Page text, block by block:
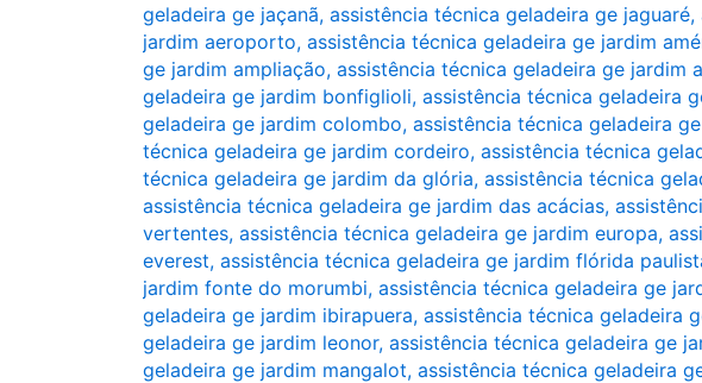
geladeira ge jaçanã, assistência técnica geladeira ge jaguaré,
jardim aeroporto, assistência técnica geladeira ge jardim
ge jardim ampliação, assistência técnica geladeira ge jardim
geladeira ge jardim bonfiglioli, assistência técnica geladeira
geladeira ge jardim colombo, assistência técnica geladeira
técnica geladeira ge jardim cordeiro, assistência técnica
técnica geladeira ge jardim da glória, assistência técnica
assistência técnica geladeira ge jardim das acácias,
vertentes, assistência técnica geladeira ge jardim europa,
everest, assistência técnica geladeira ge jardim flórida
jardim fonte do morumbi, assistência técnica geladeira ge
geladeira ge jardim ibirapuera, assistência técnica geladeira
geladeira ge jardim leonor, assistência técnica geladeira ge
geladeira ge jardim mangalot, assistência técnica geladeira